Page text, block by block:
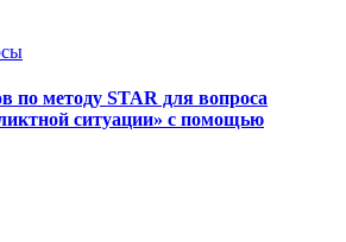
по методу STAR для вопроса
ситуации» с помощью